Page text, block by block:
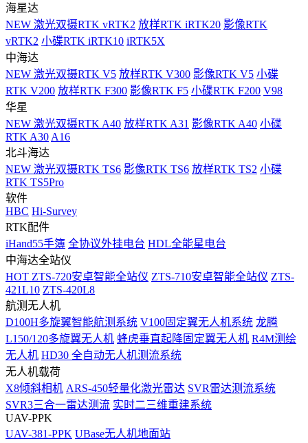
海星达
NEW 激光双摄RTK vRTK2 放样RTK iRTK20 影像RTK
vRTK2 小碟RTK iRTK10 iRTK5X
中海达
NEW 激光双摄RTK V5 放样RTK V300 影像RTK V5 小碟
RTK V200 放样RTK F300 影像RTK F5 小碟RTK F200 V98
华星
NEW 激光双摄RTK A40 放样RTK A31 影像RTK A40 小碟
RTK A30 A16
北斗海达
NEW 激光双摄RTK TS6 影像RTK TS6 放样RTK TS2 小碟
RTK TS5Pro
软件
HBC Hi-Survey
RTK配件
iHand55手簿 全协议外挂电台 HDL全能星电台
中海达全站仪
HOT ZTS-720安卓智能全站仪 ZTS-710安卓智能全站仪 ZTS-
421L10 ZTS-420L8
航测无人机
D100H多旋翼智能航测系统 V100固定翼无人机系统 龙腾
L150/120多旋翼无人机 蜂虎垂直起降固定翼无人机 R4M测绘
无人机 HD30 全自动无人机测流系统
无人机载荷
X8倾斜相机 ARS-450轻量化激光雷达 SVR雷达测流系统
SVR3三合一雷达测流 实时二三维重建系统
UAV-PPK
UAV-381-PPK UBase无人机地面站